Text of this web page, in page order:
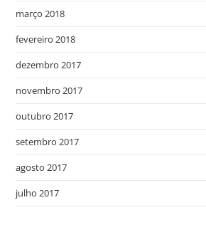
março 2018
fevereiro 2018
dezembro 2017
novembro 2017
outubro 2017
setembro 2017
agosto 2017
julho 2017